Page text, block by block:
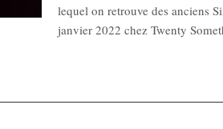
lequel on retrouve des anciens
janvier 2022 chez Twenty